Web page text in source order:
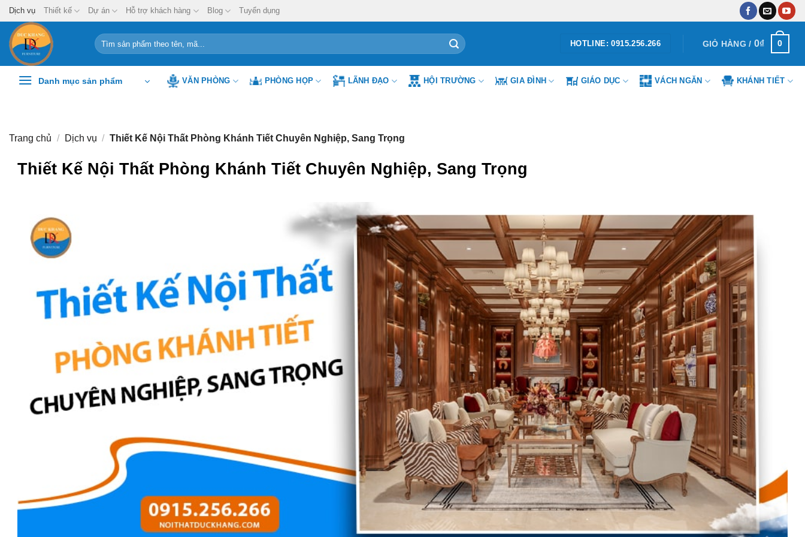
Chuyển
đến
nội
dung
Dịch vụ Thiết kế Dự án Hỗ trợ khách hàng Blog Tuyển dụng
Tìm
kiếm:
HOTLINE: 0915.256.266 GIỎ HÀNG / 0₫ 0
Danh mục sản phẩm VĂN PHÒNG PHÒNG HỌP LÃNH ĐẠO HỘI TRƯỜNG GIA ĐÌNH GIÁO DỤC VÁCH NGĂN KHÁNH TIẾT
Trang chủ / Dịch vụ / Thiết Kế Nội Thất Phòng Khánh Tiết Chuyên Nghiệp, Sang Trọng
Thiết Kế Nội Thất Phòng Khánh Tiết Chuyên Nghiệp, Sang Trọng